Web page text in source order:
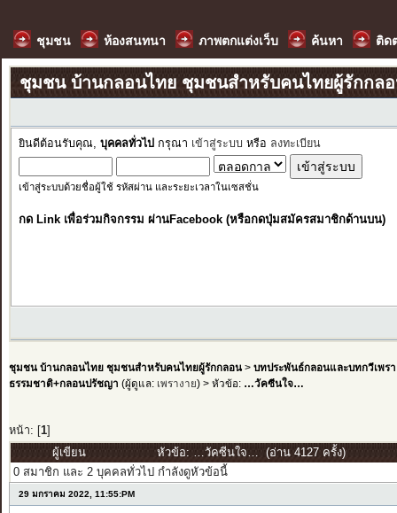
ชุมชน ห้องสนทนา ภาพตกแต่งเว็บ ค้นหา ติด
ชุมชน บ้านกลอนไทย ชุมชนสำหรับคนไทยผู้รักกล
ยินดีต้อนรับคุณ, บุคคลทั่วไป กรุณา เข้าสู่ระบบ หรือ ลงทะเบียน
เข้าสู่ระบบด้วยชื่อผู้ใช้ รหัสผ่าน และระยะเวลาในเซสชั่น
กด Link เพื่อร่วมกิจกรรม ผ่านFacebook (หรือกดปุ่มสมัครสมาชิกด้านบน)
ชุมชน บ้านกลอนไทย ชุมชนสำหรับคนไทยผู้รักกลอน> บทประพันธ์กลอนและบทกวีเพรา
ธรรมชาติ+กลอนปรัชญา (ผู้ดูแล: เพรางาย) > หัวข้อ: …วัคซีนใจ…
หน้า: [ 1]
ผู้เขียน
หัวข้อ: …วัคซีนใจ… (อ่าน 4127 ครั้ง)
0 สมาชิก และ 2 บุคคลทั่วไป กำลังดูหัวข้อนี้
29 มกราคม 2022, 11:55:PM